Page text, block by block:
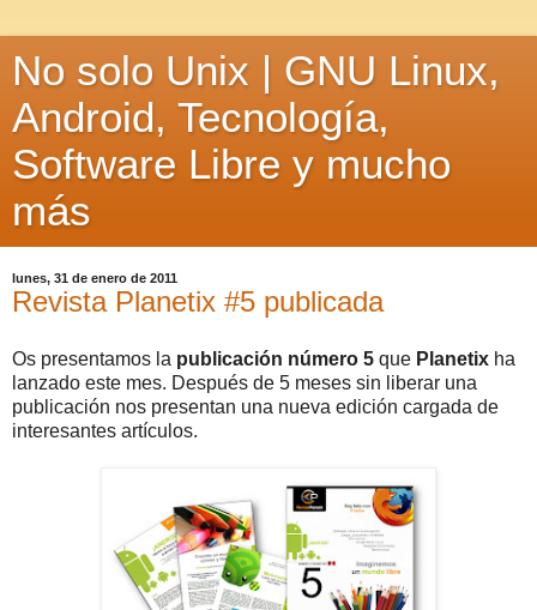
No solo Unix | GNU Linux,
Android, Tecnología,
Software Libre y mucho
más
lunes, 31 de enero de 2011
Revista Planetix #5 publicada
Os presentamos la publicación número 5 que Planetix ha
lanzado este mes. Después de 5 meses sin liberar una
publicación nos presentan una nueva edición cargada de
interesantes artículos.